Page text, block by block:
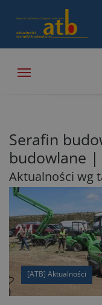
Serafin
budowlane
Aktualności wg
[ATB] Aktualności